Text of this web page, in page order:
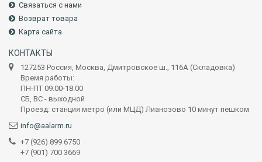
Связаться с нами
Возврат товара
Карта сайта
КОНТАКТЫ
127253 Россия, Москва, Дмитровское ш., 116А (Складовка)
Время работы:
ПН-ПТ 09.00-18.00
СБ, ВС - выходной
Проезд: станция метро (или МЦД) Лианозово 10 минут пешком
info@aalarm.ru
+7 (926) 899 6750
+7 (901) 700 3669